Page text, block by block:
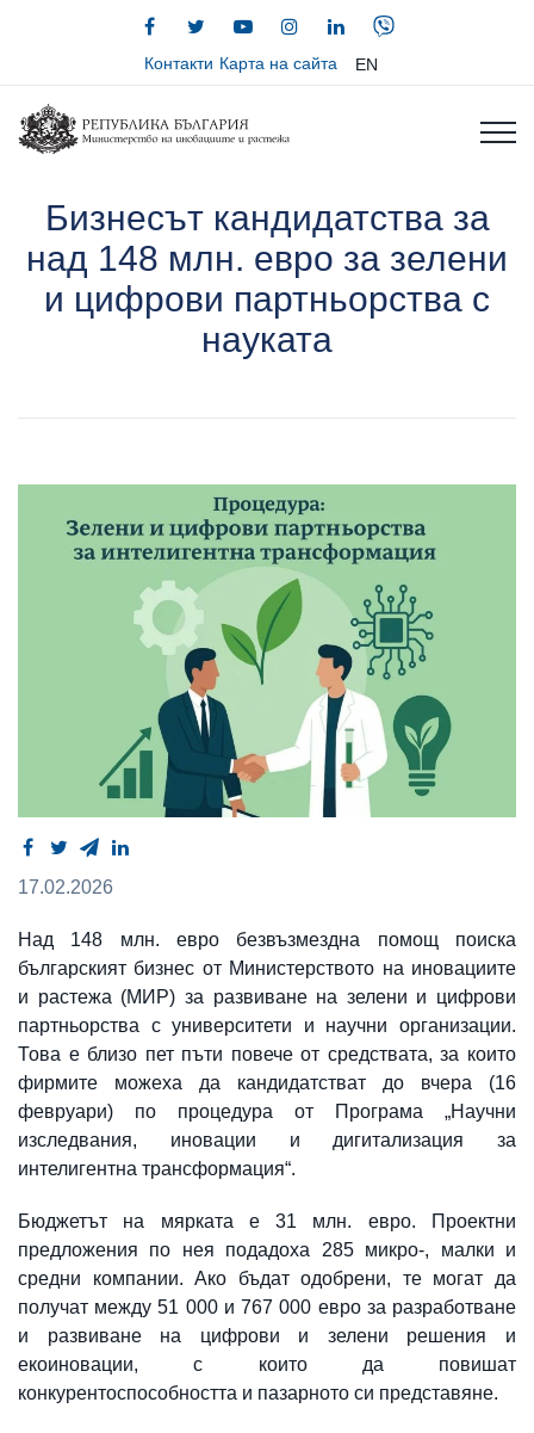
Контакти Карта на сайта EN
Бизнесът кандидатства за
над 148 млн. евро за зелени
и цифрови партньорства с
науката
17.02.2026
Над 148 млн. евро безвъзмездна помощ поиска
българският бизнес от Министерството на иновациите
и растежа (МИР) за развиване на зелени и цифрови
партньорства с университети и научни организации.
Това е близо пет пъти повече от средствата, за които
фирмите можеха да кандидатстват до вчера (16
февруари) по процедура от Програма „Научни
изследвания, иновации и дигитализация за
интелигентна трансформация“.
Бюджетът на мярката е 31 млн. евро. Проектни
предложения по нея подадоха 285 микро-, малки и
средни компании. Ако бъдат одобрени, те могат да
получат между 51 000 и 767 000 евро за разработване
и развиване на цифрови и зелени решения и
екоиновации, с които да повишат
конкурентоспособността и пазарното си представяне.